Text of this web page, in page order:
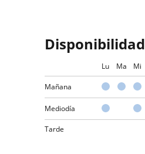
Disponibilidad
Lu Ma Mi
Mañana
Mediodía
Tarde